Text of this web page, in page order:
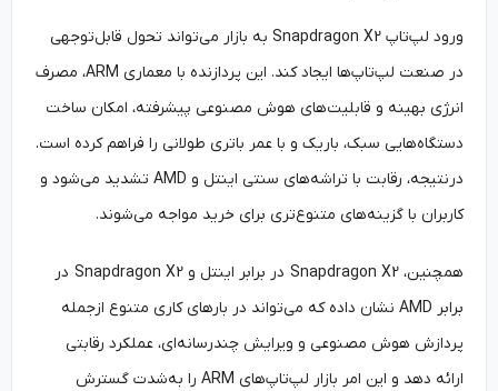
ورود لپ‌تاپ Snapdragon X2 به بازار می‌تواند تحول قابل‌توجهی
در صنعت لپ‌تاپ‌ها ایجاد کند. این پردازنده با معماری ARM، مصرف
انرژی بهینه و قابلیت‌های هوش مصنوعی پیشرفته، امکان ساخت
دستگاه‌هایی سبک، باریک و با عمر باتری طولانی را فراهم کرده است.
درنتیجه، رقابت با تراشه‌های سنتی اینتل و AMD تشدید می‌شود و
کاربران با گزینه‌های متنوع‌تری برای خرید مواجه می‌شوند.
همچنین، Snapdragon X2 در برابر اینتل و Snapdragon X2 در
برابر AMD نشان داده که می‌تواند در بارهای کاری متنوع ازجمله
پردازش هوش مصنوعی و ویرایش چندرسانه‌ای، عملکرد رقابتی
ارائه دهد و این امر بازار لپ‌تاپ‌های ARM را به‌شدت گسترش